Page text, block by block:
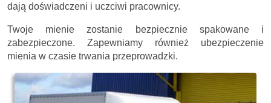
dają doświadczeni i uczciwi pracownicy.
Twoje mienie zostanie bezpiecznie spakowane i
zabezpieczone. Zapewniamy również ubezpieczenie
mienia w czasie trwania przeprowadzki.